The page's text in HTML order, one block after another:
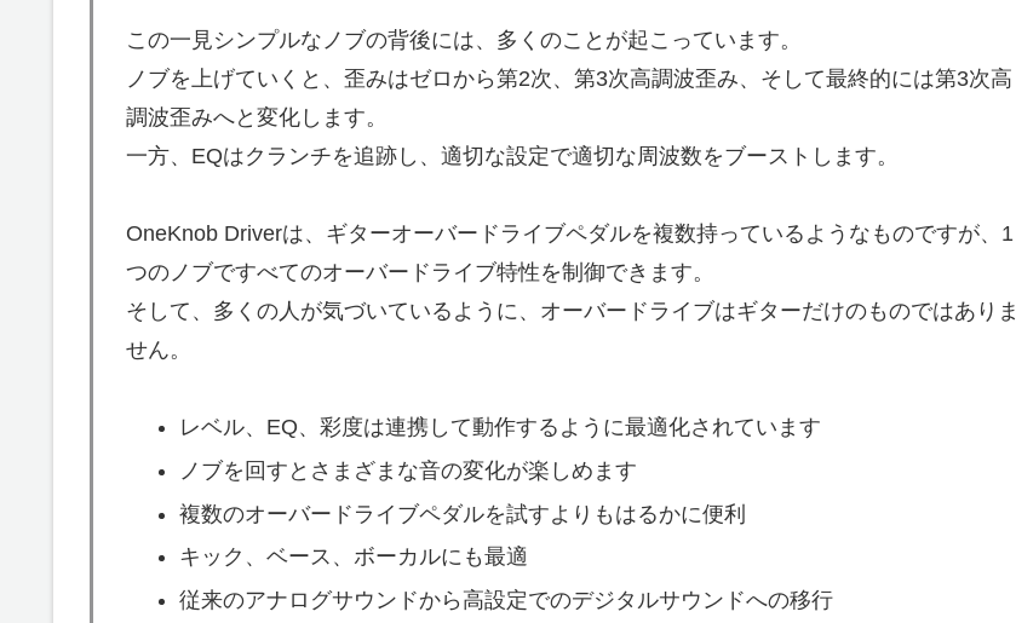
この一見シンプルなノブの背後には、多くのことが起こっています。
ノブを上げていくと、歪みはゼロから第2次、第3次高調波歪み、そして最終的には第3次高
調波歪みへと変化します。
一方、EQはクランチを追跡し、適切な設定で適切な周波数をブーストします。
OneKnob Driverは、ギターオーバードライブペダルを複数持っているようなものですが、1
つのノブですべてのオーバードライブ特性を制御できます。
そして、多くの人が気づいているように、オーバードライブはギターだけのものではありま
せん。
レベル、EQ、彩度は連携して動作するように最適化されています
ノブを回すとさまざまな音の変化が楽しめます
複数のオーバードライブペダルを試すよりもはるかに便利
キック、ベース、ボーカルにも最適
従来のアナログサウンドから高設定でのデジタルサウンドへの移行